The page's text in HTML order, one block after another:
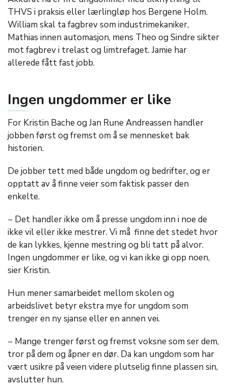
THVS i praksis eller lærlingløp hos Bergene Holm.
William skal ta fagbrev som industrimekaniker,
Mathias innen automasjon, mens Theo og Sindre sikter
mot fagbrev i trelast og limtrefaget. Jamie har
allerede fått fast jobb.
Ingen ungdommer er like
For Kristin Bache og Jan Rune Andreassen handler
jobben først og fremst om å se mennesket bak
historien.
De jobber tett med både ungdom og bedrifter, og er
opptatt av å finne veier som faktisk passer den
enkelte.
− Det handler ikke om å presse ungdom inn i noe de
ikke vil eller ikke mestrer. Vi må finne det stedet hvor
de kan lykkes, kjenne mestring og bli tatt på alvor.
Ingen ungdommer er like, og vi kan ikke gi opp noen,
sier Kristin.
Hun mener samarbeidet mellom skolen og
arbeidslivet betyr ekstra mye for ungdom som
trenger en ny sjanse eller en annen vei.
− Mange trenger først og fremst voksne som ser dem,
tror på dem og åpner en dør. Da kan ungdom som har
vært usikre på veien videre plutselig finne plassen sin,
avslutter hun.